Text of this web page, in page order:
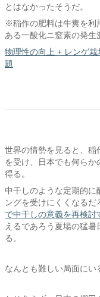
とはなかったそうだ。
※稲作の肥料は牛糞を利
ある一酸化ニ窒素の発生
物理性の向上 + レンゲ
題
世界の情勢を見ると、稲
を受け、日本でも何らか
得る。
中干しのような定期的に
ングを受けにくくなるだ
で中干しの意義を再検討
えるであろう夏場の猛
る。
なんとも難しい局面にい